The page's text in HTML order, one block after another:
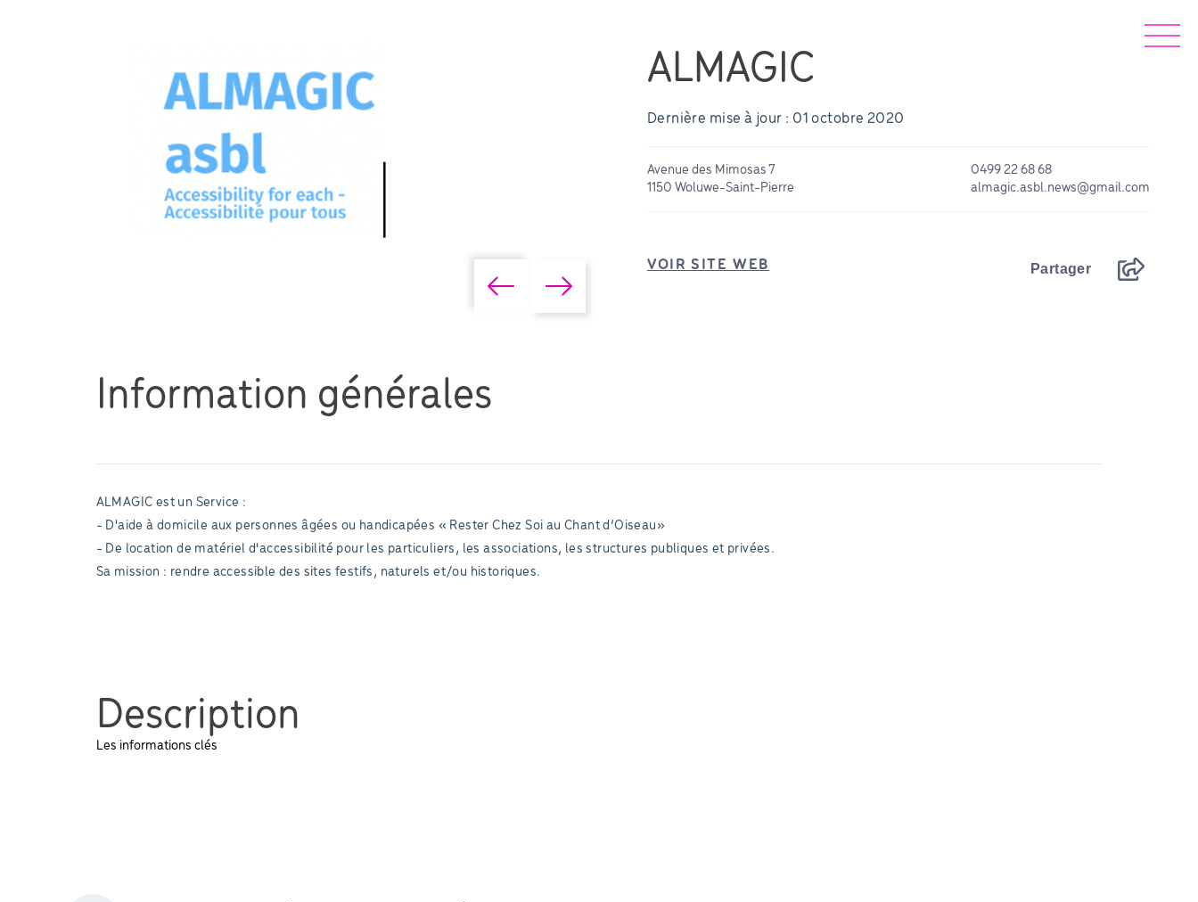
ALMAGIC
Dernière mise à jour : 01 octobre 2020
Avenue des Mimosas 7
1150 Woluwe-Saint-Pierre
0499 22 68 68
almagic.asbl.news@gmail.com
VOIR SITE WEB Partager
Information générales
ALMAGIC est un Service :
- D'aide à domicile aux personnes âgées ou handicapées « Rester Chez Soi au Chant d’Oiseau»
- De location de matériel d'accessibilité pour les particuliers, les associations, les structures publiques et privées.
Sa mission : rendre accessible des sites festifs, naturels et/ou historiques.
Description
Les informations clés